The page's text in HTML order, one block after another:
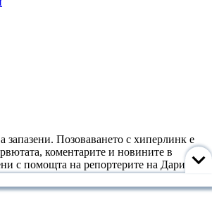
запазени. Позоваването с хиперлинк е
коментарите и новините в
с помощта на репортерите на Дарик
емисии на радиото. Снимки: Дарик